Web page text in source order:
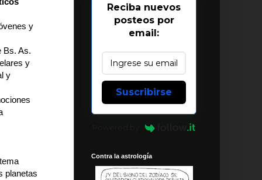
y
Bs. As.
y
y
planetas
Reciba nuevos
posteos por
email:
Suscribirse
Contra la astrología